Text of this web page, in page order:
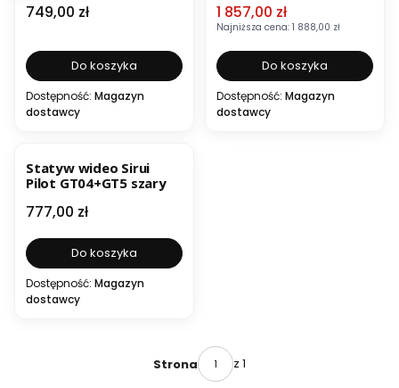
Cena
749,00 zł
Do koszyka
Dostępność: Magazyn
dostawcy
Cena promocyjna
1 857,00 zł
Najniższa cena: 1 888,00 zł
Do koszyka
Dostępność: Magazyn
dostawcy
Statyw wideo Sirui
Pilot GT04+GT5 szary
Cena
777,00 zł
Do koszyka
Dostępność: Magazyn
dostawcy
Strona z 1